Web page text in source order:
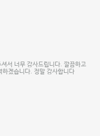
서 너무 감사드립니다. 깔끔하고
하겠습니다. 정말 감사합니다